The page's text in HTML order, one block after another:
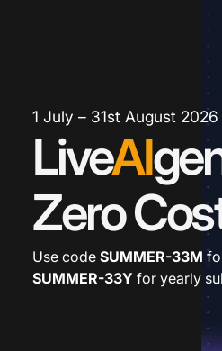
1 July – 31st August 2026
LiveAI
Zero
Use code SUMMER-33M
SUMMER-33Y for yearly